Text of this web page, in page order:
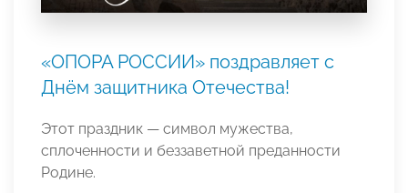
«ОПОРА РОССИИ» поздравляет с
Днём защитника Отечества!
Этот праздник — символ мужества,
сплоченности и беззаветной преданности
Родине.